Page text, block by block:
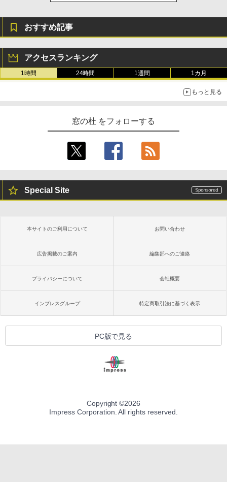
おすすめ記事
アクセスランキング
1時間 24時間 1週間 1カ月
もっと見る
窓の杜 をフォローする
Special Site
本サイトのご利用について お問い合わせ
広告掲載のご案内 編集部へのご連絡
プライバシーについて 会社概要
インプレスグループ 特定商取引法に基づく表示
PC版で見る
Copyright ©2026
Impress Corporation. All rights reserved.